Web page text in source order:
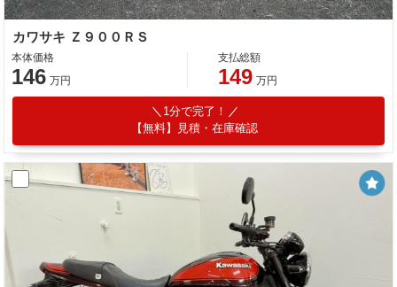
カワサキ Ｚ９００ＲＳ
本体価格
146 万円
支払総額
149 万円
1分で完了！
【無料】見積・在庫確認